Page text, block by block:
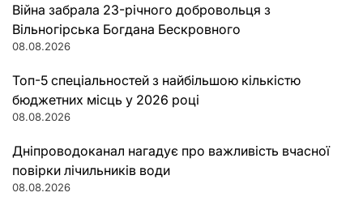
Війна забрала 23-річного добровольця з
Вільногірська Богдана Бескровного
08.08.2026
Топ-5 спеціальностей з найбільшою кількістю
бюджетних місць у 2026 році
08.08.2026
Дніпроводоканал нагадує про важливість вчасної
повірки лічильників води
08.08.2026